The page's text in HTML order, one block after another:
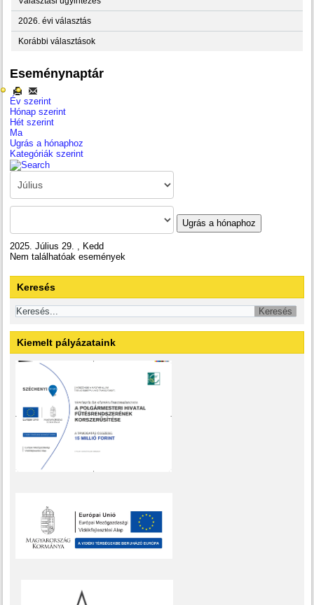
2026. évi választás
Korábbi választások
Eseménynaptár
Év szerint
Hónap szerint
Hét szerint
Ma
Ugrás a hónaphoz
Kategóriák szerint
Ugrás a hónaphoz
2025. Július 29. , Kedd
Nem találhatóak események
Keresés
Kiemelt pályázataink